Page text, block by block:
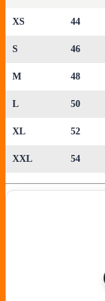
XS 44
S 46
M 48
L 50
XL 52
XXL 54